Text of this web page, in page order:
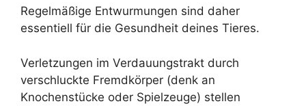
Regelmäßige Entwurmungen sind daher
essentiell für die Gesundheit deines Tieres.
Verletzungen im Verdauungstrakt durch
verschluckte Fremdkörper (denk an
Knochenstücke oder Spielzeuge) stellen